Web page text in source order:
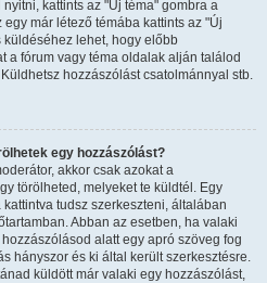
kattints az "Új téma" gombra a
már létező témába kattints az "Új
küldéséhez lehet, hogy előbb
a fórum vagy téma oldalak alján találod
hozzászólást csatolmánnyal stb.
egy hozzászólást?
akkor csak azokat a
törölheted, melyeket te küldtél. Egy
tudsz szerkeszteni, általában
Abban az esetben, ha valaki
alatt egy apró szöveg fog
hányszor és ki által került szerkesztésre.
küldött már valaki egy hozzászólást,